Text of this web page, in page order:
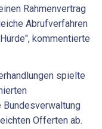
Rahmenvertrag
Abrufverfahren
kommentierte
spielte
Offerten ab.